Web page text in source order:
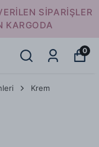
0
Krem